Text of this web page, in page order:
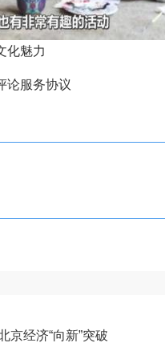
化魅力
论服务协议
京经济“向新”突破